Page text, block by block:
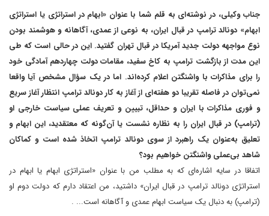
جناب وکیلی، در نوشته‌ای به قلم شما با عنوان «ابهام در استراتژی یا استراتژی
ابهام» دونالد ترامپ در قبال ایران، به نوعی از عمدی، آگاهانه و هوشمند بودن
نوع مواجهه دولت جدید آمریکا در قبال تهران گفتید. این در حالی است که طی
این مدت از بازگشت ترامپ به کاخ سفید، مقامات دولت چهاردهم آمادگی خود
را برای مذاکرات با واشنگتن اعلام کرده‌اند. اما در یک سؤال مشخص آیا واقعا
نمی‌توان در فاصله تقریبا دو هفته‌ای از آغاز به کار دونالد ترامپ انتظار آغاز سریع
و فوری مذاکرات با ایران و حداقل، تبیین و تعریف عملی سیاست خارجی او
(ترامپ) در قبال ایران را به نظاره نشست یا آن‌گونه که معتقدید، این ابهام و
تعلیق به‌عنوان یک راهبرد از سوی دونالد ترامپ اتخاذ شده است و کماکان
شاهد بی‌عملی واشنگتن خواهیم بود؟
اتفاقا در سایه اشاره‌ای که به مطلب من با عنوان «استراتژی ابهام یا ابهام در
استراتژی دونالد ترامپ در قبال ایران» داشتید، من اعتقاد دارم که دولت دوم او
(ترامپ) به دنبال یک سیاست ابهام عمدی و آگاهانه است... .